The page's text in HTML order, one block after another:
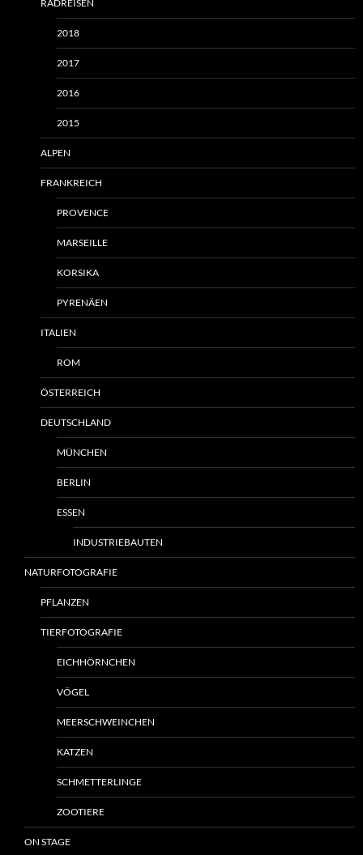
RADREISEN
2018
2017
2016
2015
ALPEN
FRANKREICH
PROVENCE
MARSEILLE
KORSIKA
PYRENÄEN
ITALIEN
ROM
ÖSTERREICH
DEUTSCHLAND
MÜNCHEN
BERLIN
ESSEN
INDUSTRIEBAUTEN
NATURFOTOGRAFIE
PFLANZEN
TIERFOTOGRAFIE
EICHHÖRNCHEN
VÖGEL
MEERSCHWEINCHEN
KATZEN
SCHMETTERLINGE
ZOOTIERE
ON STAGE